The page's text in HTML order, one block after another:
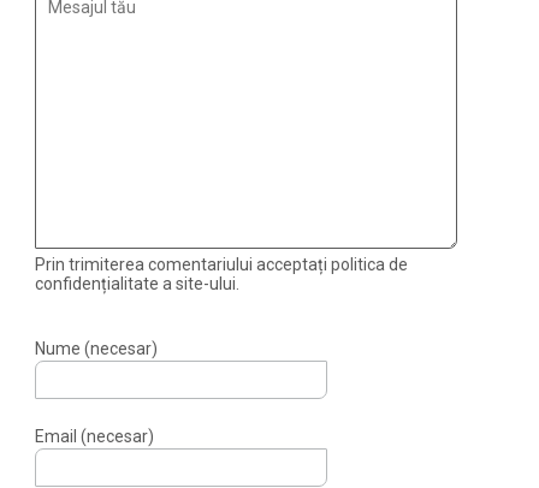
Prin trimiterea comentariului acceptați politica de
confidențialitate a site-ului.
Nume (necesar)
Email (necesar)